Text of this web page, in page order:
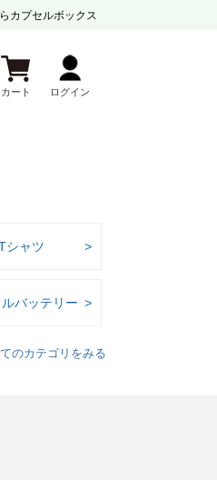
カプセルボックス
カート ログイン
シャツ
バッテリー
のカテゴリをみる